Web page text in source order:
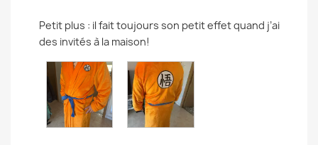
Petit plus : il fait toujours son petit effet quand j’ai
des invités à la maison!